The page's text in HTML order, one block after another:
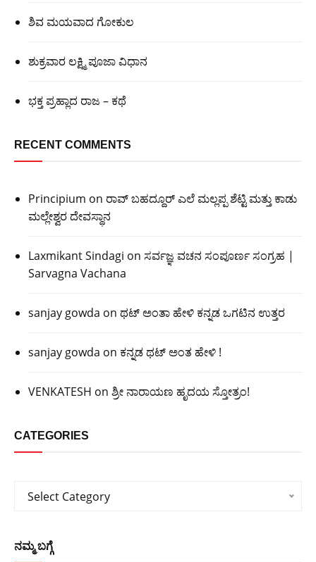
ಶಿವ ಮಯವಾದ ಗೋಕುಲ
ಶುಕ್ರವಾರ ಲಕ್ಷ್ಮಿ ಪೂಜಾ ವಿಧಾನ
ಭಕ್ತ ಪ್ರಹ್ಲಾದ ರಾಜ – ಕಥೆ
RECENT COMMENTS
Principium on ರಾವ್ ಬಹದ್ದೂರ್ ಎಲೆ ಮಲ್ಲಪ್ಪ ಶೆಟ್ಟಿ ಮತ್ತು ಕಾಡು
ಮಲ್ಲೇಶ್ವರ ದೇವಸ್ಥಾನ
Laxmikant Sindagi on ಸರ್ವಜ್ಞ ವಚನ ಸಂಪೂರ್ಣ ಸಂಗ್ರಹ |
Sarvagna Vachana
sanjay gowda on ಥಟ್ ಅಂತಾ ಹೇಳಿ ಕನ್ನಡ ಒಗಟಿನ ಉತ್ತರ
sanjay gowda on ಕನ್ನಡ ಥಟ್ ಅಂತ ಹೇಳಿ !
VENKATESH on ಶ್ರೀ ನಾರಾಯಣ ಹೃದಯ ಸ್ತೋತ್ರಂ!
CATEGORIES
Categories
Select Category
ನಮ್ಮ ಬಗ್ಗೆ